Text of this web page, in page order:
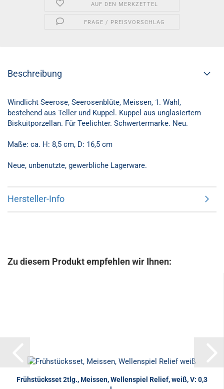
AUF DEN MERKZETTEL
FRAGE / PREISVORSCHLAG
Beschreibung
Windlicht Seerose, Seerosenblüte, Meissen, 1. Wahl,
bestehend aus Teller und Kuppel. Kuppel aus unglasiertem
Biskuitporzellan. Für Teelichter. Schwertermarke. Neu.
Maße: ca. H: 8,5 cm, D: 16,5 cm
Neue, unbenutzte, gewerbliche Lagerware.
Hersteller-Info
Zu diesem Produkt empfehlen wir Ihnen:
Frühstücksset 2tlg., Meissen, Wellenspiel Relief, weiß, V: 0,3